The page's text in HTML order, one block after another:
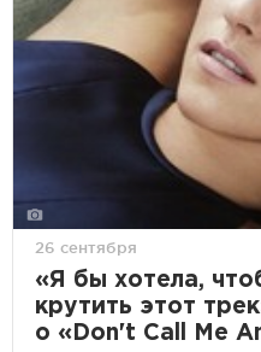
26 сентября
«Я бы хотела,
крутить этот
о «Don't Call Me